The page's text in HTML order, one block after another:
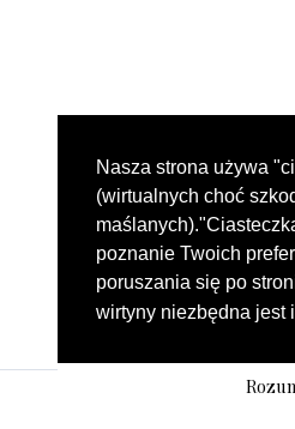
Nasza strona używa
(wirtualnych choć
poznanie Twoich
poruszania się po
wirtyny niezbędna jest